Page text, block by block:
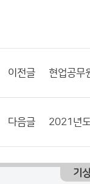
이전글 현업공무
다음글 2021년
기